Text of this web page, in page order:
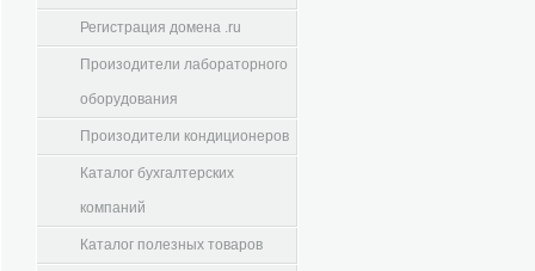
Регистрация домена .ru
Произодители лабораторного
оборудования
Произодители кондиционеров
Каталог бухгалтерских
компаний
Каталог полезных товаров